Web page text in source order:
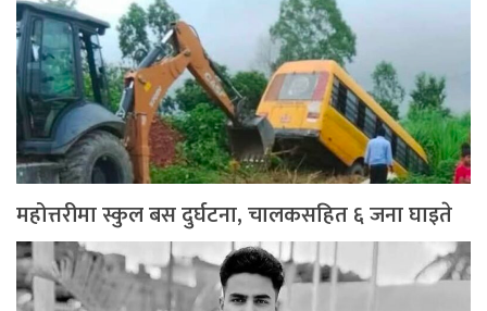
महोत्तरीमा स्कुल बस दुर्घटना, चालकसहित ६ जना घाइते